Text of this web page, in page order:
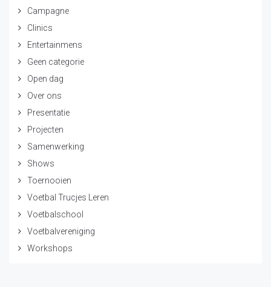
Campagne
Clinics
Entertainmens
Geen categorie
Open dag
Over ons
Presentatie
Projecten
Samenwerking
Shows
Toernooien
Voetbal Trucjes Leren
Voetbalschool
Voetbalvereniging
Workshops